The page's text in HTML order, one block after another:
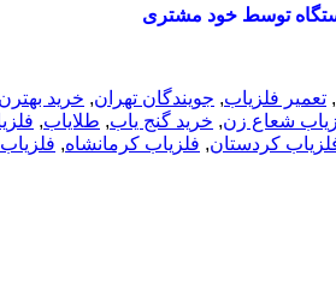
توسط خود مشتری
, تعمیر فلزیاب, جویندگان تهران, خرید
شعاع زن, خرید گنج یاب, طلایاب,
کردستان, فلزیاب کرمانشاه,